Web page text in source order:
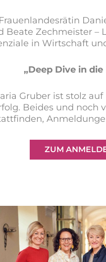
Zechmeister
in Wirtschaft
„Deep Dive in
Gruber ist stolz
Beides und noch
ZUM